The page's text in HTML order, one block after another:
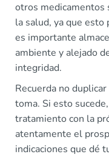
otros medicamentos
la salud, ya que
es importante
ambiente y alejado
integridad.
Recuerda no
toma. Si esto
tratamiento con la
atentamente el
indicaciones que dé